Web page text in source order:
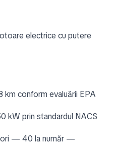
electrice cu putere
km conform evaluării EPA
kW prin standardul NACS
— 40 la număr —